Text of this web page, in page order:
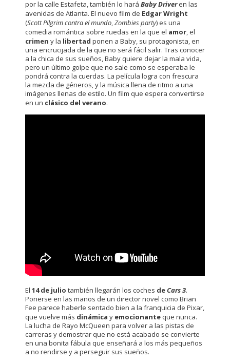
por la calle Estafeta, también lo hará Baby Driveren las
avenidas de Atlanta. El nuevo film de Edgar Wright
(Scott Pilgrim contra el mundo,Zombies party) es una
comedia romántica sobre ruedas en la que el amor, el
crimen y la libertad ponen a Baby, su protagonista, en
una encrucijada de la que no será fácil salir. Tras conocer
a la chica de sus sueños, Baby quiere dejar la mala vida,
pero un último golpe que no sale como se esperaba le
pondrá contra la cuerdas. La película logra con frescura
la mezcla de géneros, y la música llena de ritmo a una
imágenes llenas de estilo. Un film que espera convertirse
en un clásico del verano.
El 14 de julio también llegarán los coches deCars 3.
Ponerse en las manos de un director novel como Brian
Fee parece haberle sentado bien a la franquicia de Pixar,
que vuelve más dinámica y emocionante que nunca.
La lucha de Rayo McQueen para volver a las pistas de
carreras y demostrar que no está acabado se convierte
en una bonita fábula que enseñará a los más pequeños
a no rendirse y a perseguir sus sueños.